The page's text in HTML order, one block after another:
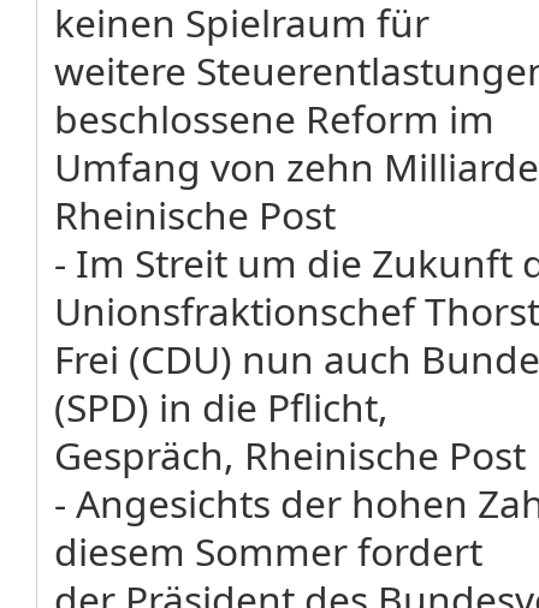
keinen Spielraum für
weitere
beschlossene Reform im
Umfang von zehn
Rheinische Post
- Im Streit um die Zukunft
Unionsfraktionschef
Frei (CDU) nun auch
(SPD) in die Pflicht,
Gespräch, Rheinische Post
- Angesichts der hohen
diesem Sommer fordert